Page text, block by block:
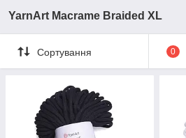
YarnArt Macrame Braided XL
Сортування 0